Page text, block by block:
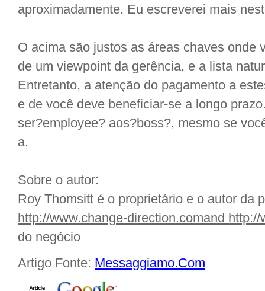
aproximadamente. Eu escreverei mais
O acima são justos as áreas chaves onde
de um viewpoint da gerência, e a lista
Entretanto, a atenção do pagamento a
e de você deve beneficiar-se a longo
ser?employee? aos?boss?, mesmo se
a.
Sobre o autor:
Roy Thomsitt é o proprietário e o autor da
http://www.change-direction.comand http://
do negócio
Artigo Fonte: Messaggiamo.Com